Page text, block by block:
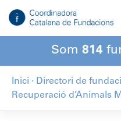
contingut
Som 814
Inici · Directori de
Recuperació d’Animals